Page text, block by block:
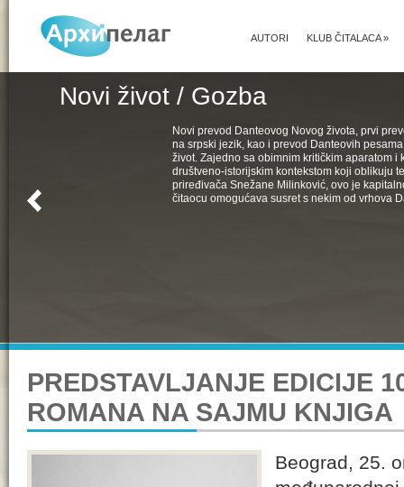
KLUB ČITALACA»
AUTORI
Novi život / Gozba
Novi prevod Danteovog Novog života, prvi
na srpski jezik, kao i prevod Danteovih
život. Zajedno sa obimnim kritičkim aparatom i
društveno-istorijskim kontekstom koji oblikuju
priređivača Snežane Milinković, ovo je
čitaocu omogućava susret s nekim od vrhova
PREDSTAVLJANJE EDICIJE
ROMANA NA SAJMU KNJIGA
Beograd, 25.